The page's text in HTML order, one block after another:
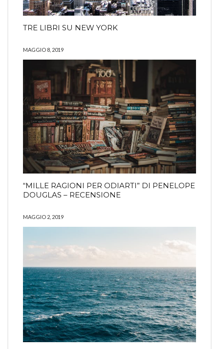
TRE LIBRI SU NEW YORK
MAGGIO 8, 2019
“MILLE RAGIONI PER ODIARTI” DI PENELOPE
DOUGLAS – RECENSIONE
MAGGIO 2, 2019